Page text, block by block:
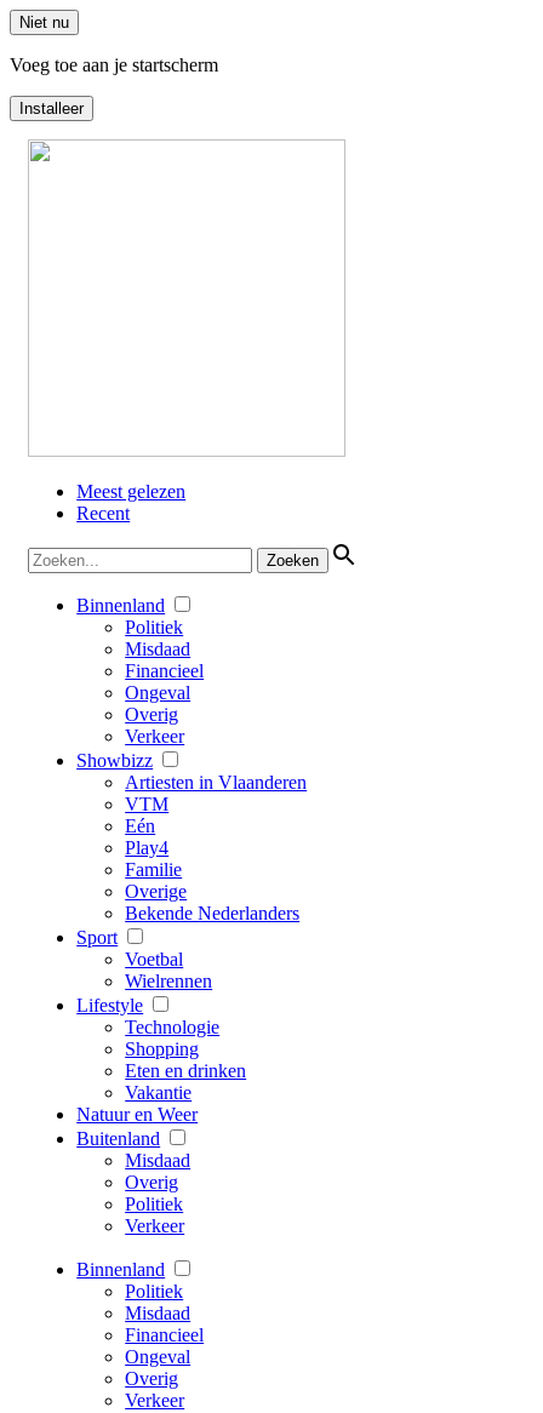
Niet nu
Voeg toe aan je startscherm
Installeer
Meest gelezen
Recent
Binnenland
Politiek
Misdaad
Financieel
Ongeval
Overig
Verkeer
Showbizz
Artiesten in Vlaanderen
VTM
Eén
Play4
Familie
Overige
Bekende Nederlanders
Sport
Voetbal
Wielrennen
Lifestyle
Technologie
Shopping
Eten en drinken
Vakantie
Natuur en Weer
Buitenland
Misdaad
Overig
Politiek
Verkeer
Binnenland
Politiek
Misdaad
Financieel
Ongeval
Overig
Verkeer